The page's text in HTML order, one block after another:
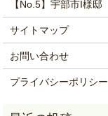
【No.5】宇部市I様邸
サイトマップ
お問い合わせ
プライバシーポリシー